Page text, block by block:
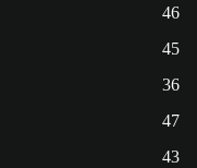
46
45
36
47
43